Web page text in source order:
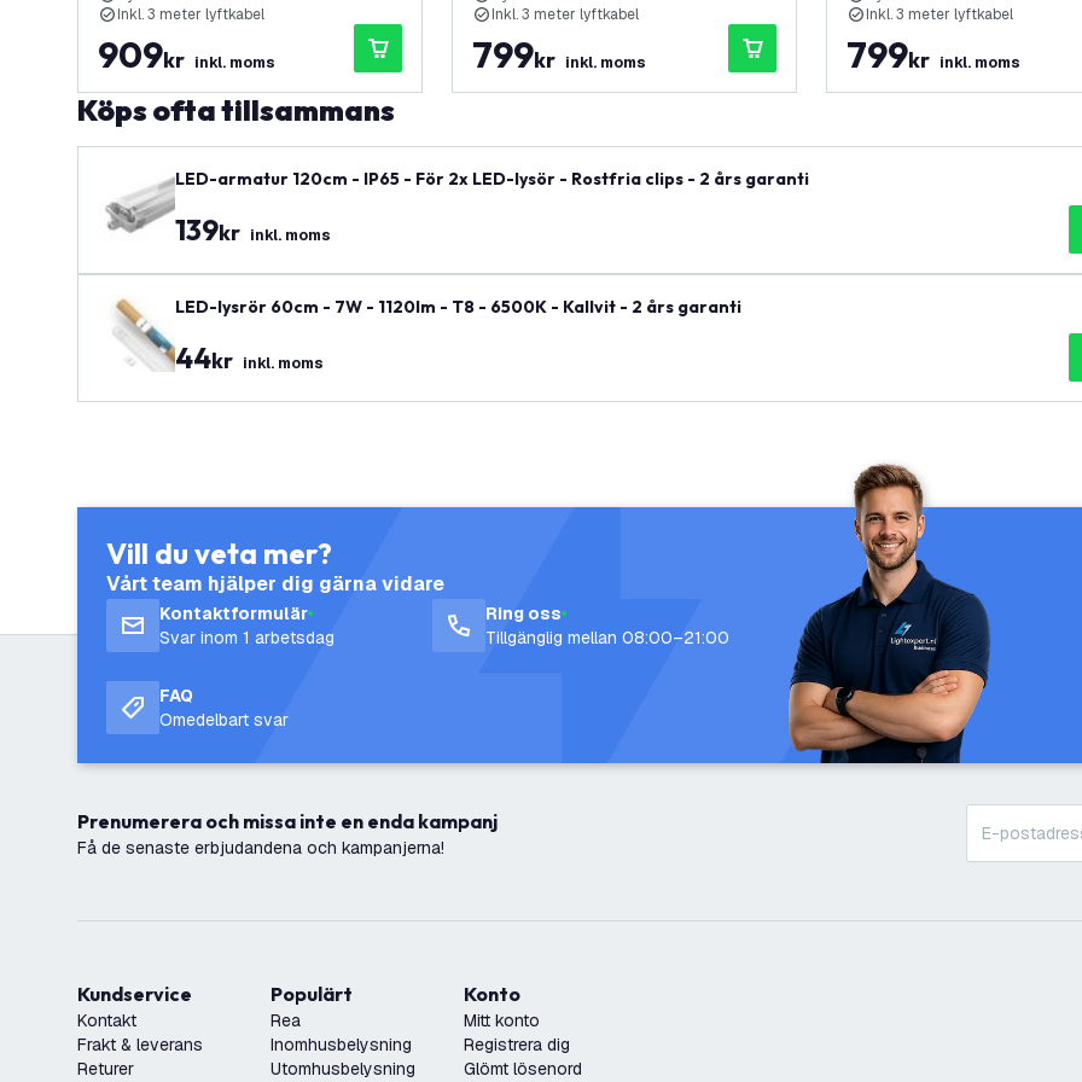
Inkl. 3 meter lyftkabel
909kr inkl. moms
Inkl. 3 meter lyftkabel
799kr inkl. moms
Inkl. 3 meter lyftkabel
799kr inkl. moms
Köps ofta tillsammans
LED-armatur 120cm - IP65 - För 2x LED-lysör - Rostfria clips - 2 års garanti
139kr inkl. moms
LED-lysrör 60cm - 7W - 1120lm - T8 - 6500K - Kallvit - 2 års garanti
44kr inkl. moms
Vill du veta mer?
Vårt team hjälper dig gärna vidare
Kontaktformulär
Svar inom 1 arbetsdag
Ring oss
Tillgänglig mellan 08:00–21:00
FAQ
Omedelbart svar
Prenumerera och missa inte en enda kampanj
Få de senaste erbjudandena och kampanjerna!
Kundservice
Kontakt
Frakt & leverans
Returer
Populärt
Rea
Inomhusbelysning
Utomhusbelysning
Konto
Mitt konto
Registrera dig
Glömt lösenord